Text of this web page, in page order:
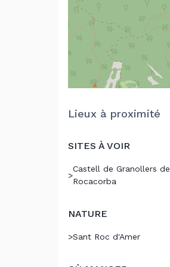
Lieux à proximité
SITES À VOIR
>
Castell de Granollers de
Rocacorba
NATURE
>Sant Roc d'Amer